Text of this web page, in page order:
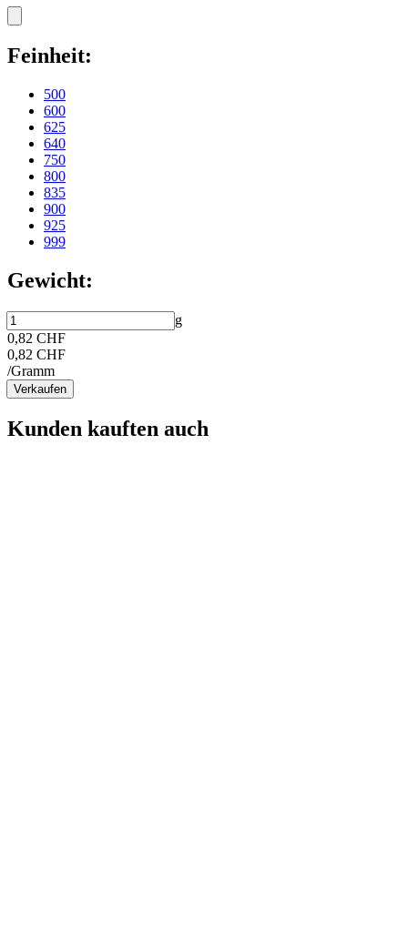
Feinheit:
500
600
625
640
750
800
835
900
925
999
Gewicht:
g
0,82 CHF
0,82 CHF
/Gramm
Verkaufen
Kunden kauften auch